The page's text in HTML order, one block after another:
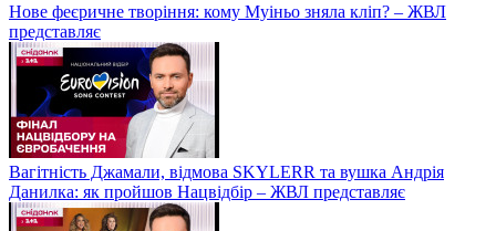
Нове феєричне творіння: кому Муіньо зняла кліп? – ЖВЛ
представляє
Вагітність Джамали, відмова SKYLERR та вушка Андрія
Данилка: як пройшов Нацвідбір – ЖВЛ представляє